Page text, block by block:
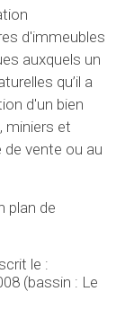
d'immeubles
auxquels un
qu’il a
d'un bien
miniers et
vente ou au
plan de
le :
(bassin : Le